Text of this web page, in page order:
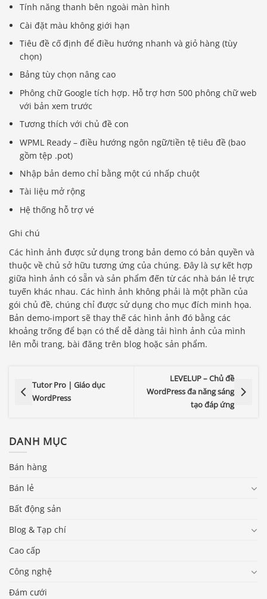
Tính năng thanh bên ngoài màn hình
Cài đặt màu không giới hạn
Tiêu đề cố định để điều hướng nhanh và giỏ hàng (tùy
chọn)
Bảng tùy chọn nâng cao
Phông chữ Google tích hợp. Hỗ trợ hơn 500 phông chữ web
với bản xem trước
Tương thích với chủ đề con
WPML Ready – điều hướng ngôn ngữ/tiền tệ tiêu đề (bao
gồm tệp .pot)
Nhập bản demo chỉ bằng một cú nhấp chuột
Tài liệu mở rộng
Hệ thống hỗ trợ vé
Ghi chú
Các hình ảnh được sử dụng trong bản demo có bản quyền và
thuộc về chủ sở hữu tương ứng của chúng. Đây là sự kết hợp
giữa hình ảnh có sẵn và sản phẩm đến từ các nhà bán lẻ trực
tuyến khác nhau. Các hình ảnh không phải là một phần của
gói chủ đề, chúng chỉ được sử dụng cho mục đích minh họa.
Bản demo-import sẽ thay thế các hình ảnh đó bằng các
khoảng trống để bạn có thể dễ dàng tải hình ảnh của mình
lên mỗi trang, bài đăng trên blog hoặc sản phẩm.​
Tutor Pro | Giáo dục
WordPress
LEVELUP – Chủ đề
WordPress đa năng sáng
tạo đáp ứng
DANH MỤC
Bán hàng
Bán lẻ
Bất động sản
Blog & Tạp chí
Cao cấp
Công nghệ
Đám cưới